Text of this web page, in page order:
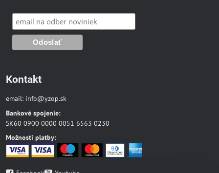
Kontakt
email: info@yzop.sk
Bankové spojenie:
SK60 0900 0000 0051 6563 0230
Možnosti platby: